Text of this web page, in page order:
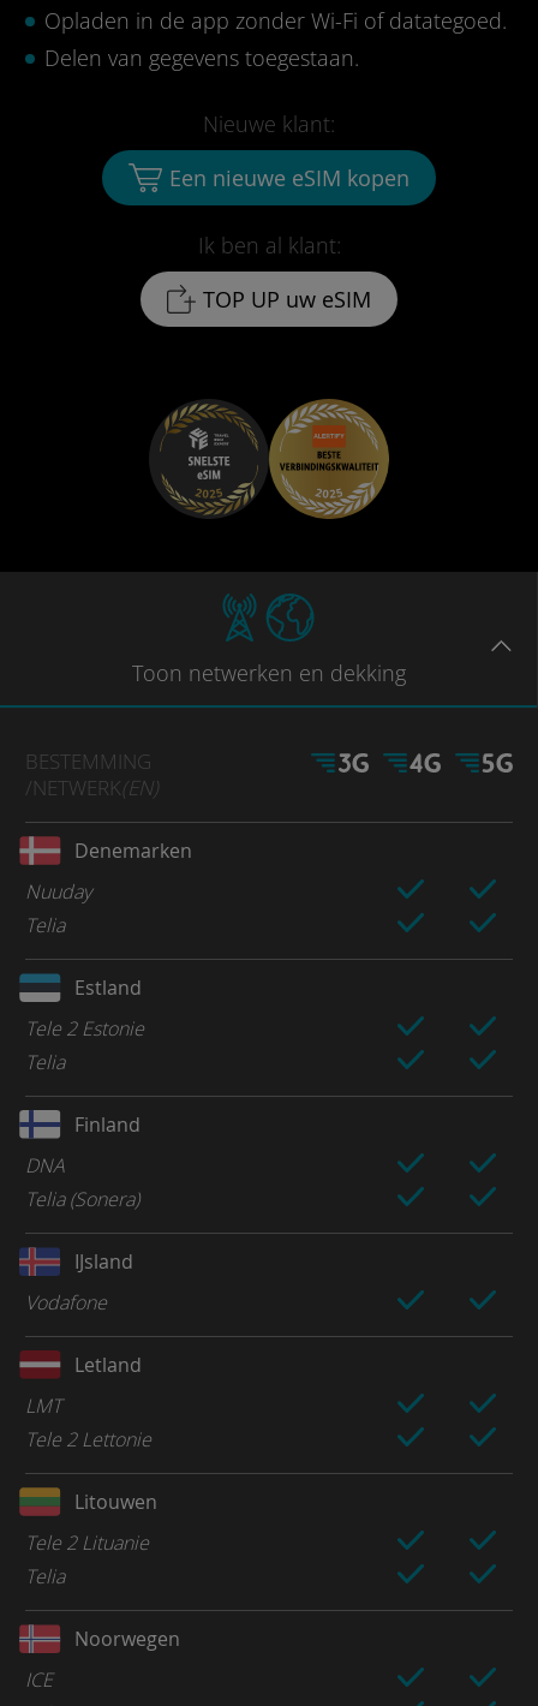
Opladen in de app zonder Wi-Fi of datategoed.
Delen van gegevens toegestaan.
Ik ben al klant:
TOP UP uw eSIM
Nieuwe klant:
Een nieuwe eSIM kopen
Toon netwerken en dekking
BESTEMMING
/NETWERK(EN)
Denemarken
Nuuday
Telia
Estland
Tele 2 Estonie
Telia
Finland
DNA
Telia (Sonera)
IJsland
Vodafone
Letland
LMT
Tele 2 Lettonie
Litouwen
Tele 2 Lituanie
Telia
Noorwegen
ICE